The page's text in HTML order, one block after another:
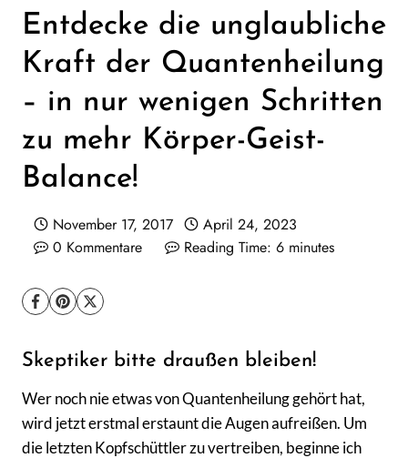
Entdecke die unglaubliche
Kraft der Quantenheilung
– in nur wenigen Schritten
zu mehr Körper-Geist-
Balance!
November 17, 2017
April 24, 2023
0 Kommentare
Reading Time: 6 minutes
Skeptiker bitte draußen bleiben!
Wer noch nie etwas von Quantenheilung gehört hat,
wird jetzt erstmal erstaunt die Augen aufreißen. Um
die letzten Kopfschüttler zu vertreiben, beginne ich